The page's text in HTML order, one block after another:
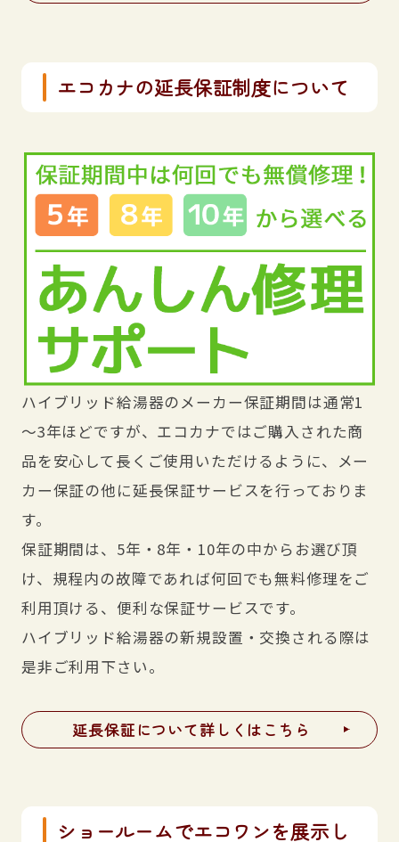
エコカナの延長保証制度について
ハイブリッド給湯器のメーカー保証期間は通常1
～3年ほどですが、エコカナではご購入された商
品を安心して長くご使用いただけるように、メー
カー保証の他に延長保証サービスを行っておりま
す。
保証期間は、5年・8年・10年の中からお選び頂
け、規程内の故障であれば何回でも無料修理をご
利用頂ける、便利な保証サービスです。
ハイブリッド給湯器の新規設置・交換される際は
是非ご利用下さい。
延長保証について詳しくはこちら
ショールームでエコワンを展示し